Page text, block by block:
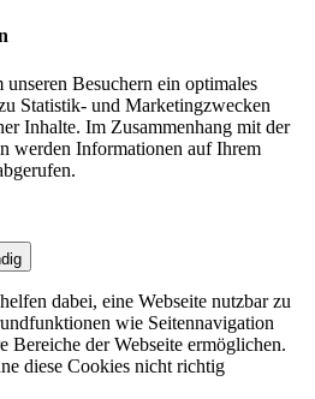
Besuchern ein optimales
Statistik- und Marketingzwecken
Inhalte. Im Zusammenhang mit der
werden Informationen auf Ihrem
dabei, eine Webseite nutzbar zu
wie Seitennavigation
Bereiche der Webseite ermöglichen.
diese Cookies nicht richtig